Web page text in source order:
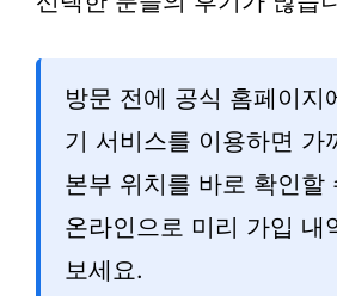
방문 전에 공식 홈페이지
기 서비스를 이용하면 가
본부 위치를 바로 확인할
온라인으로 미리 가입 내
보세요.